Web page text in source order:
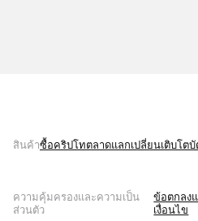
สินค้าซื้อคริปโทตลาดแลกเปลี่ยนเติบโตบั
ความคุ้มครองและความเป็น
ส่วนตัว
ข้อตกลง
เงื่อนไข